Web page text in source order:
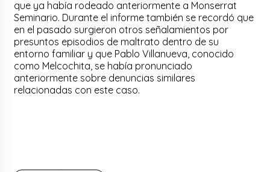
que ya había rodeado anteriormente a Monserrat
Seminario. Durante el informe también se recordó que
en el pasado surgieron otros señalamientos por
presuntos episodios de maltrato dentro de su
entorno familiar y que Pablo Villanueva, conocido
como Melcochita, se había pronunciado
anteriormente sobre denuncias similares
relacionadas con este caso.